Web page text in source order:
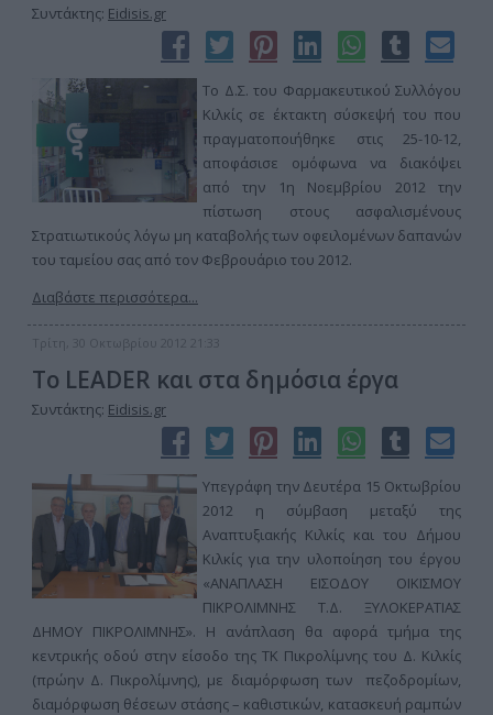
Συντάκτης: Eidisis.gr
Το Δ.Σ. του Φαρμακευτικού Συλλόγου
Κιλκίς σε έκτακτη σύσκεψή του που
πραγματοποιήθηκε στις 25-10-12,
αποφάσισε ομόφωνα να διακόψει
από την 1η Νοεμβρίου 2012 την
πίστωση στους ασφαλισμένους
Στρατιωτικούς λόγω μη καταβολής των οφειλομένων δαπανών
του ταμείου σας από τον Φεβρουάριο του 2012.
Διαβάστε περισσότερα...
Τρίτη, 30 Οκτωβρίου 2012 21:33
Το LEADER και στα δημόσια έργα
Συντάκτης: Eidisis.gr
Υπεγράφη την Δευτέρα 15 Οκτωβρίου
2012 η σύμβαση μεταξύ της
Αναπτυξιακής Κιλκίς και του Δήμου
Κιλκίς για την υλοποίηση του έργου
«ΑΝΑΠΛΑΣΗ ΕΙΣΟΔΟΥ ΟΙΚΙΣΜΟΥ
ΠΙΚΡΟΛΙΜΝΗΣ Τ.Δ. ΞΥΛΟΚΕΡΑΤΙΑΣ
ΔΗΜΟΥ ΠΙΚΡΟΛΙΜΝΗΣ». Η ανάπλαση θα αφορά τμήμα της
κεντρικής οδού στην είσοδο της ΤΚ Πικρολίμνης του Δ. Κιλκίς
(πρώην Δ. Πικρολίμνης), με διαμόρφωση των πεζοδρομίων,
διαμόρφωση θέσεων στάσης – καθιστικών, κατασκευή ραμπών